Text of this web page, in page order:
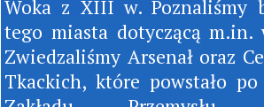
Woka z XIII w. Poznaliśmy
tego miasta dotyczącą m.in.
Zwiedzaliśmy Arsenał oraz
Tkackich, które powstało